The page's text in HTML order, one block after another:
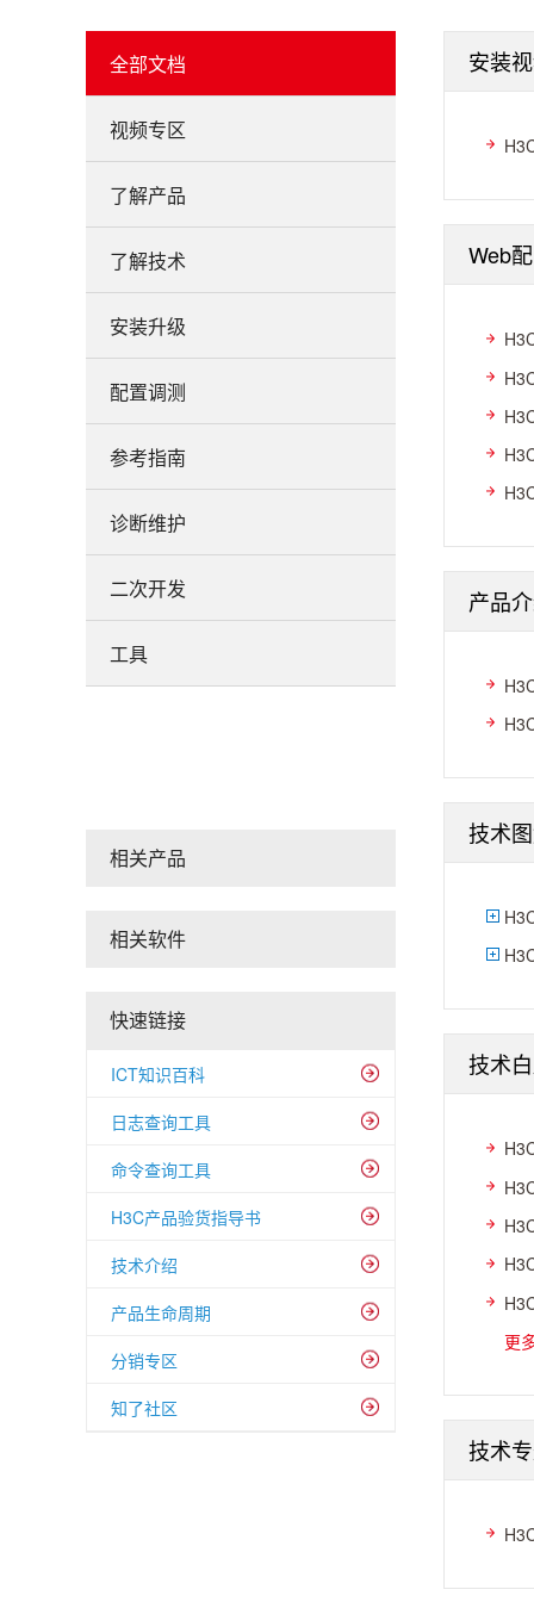
全部文档
视频专区
了解产品
了解技术
安装升级
配置调测
参考指南
诊断维护
二次开发
工具
相关产品
相关软件
快速链接
ICT知识百科
日志查询工具
命令查询工具
H3C产品验货指导书
技术介绍
产品生命周期
分销专区
知了社区
安装
Web
产品
技术
技术
更
技术